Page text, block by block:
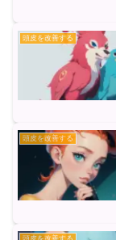
頭皮を改善する
頭皮を改善する